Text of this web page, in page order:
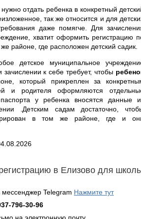
отдать ребенка в конкретный
так же относится и для
даже помягче. Для
хватит оформить регистрацию
районе, где расположен детский садик.
детское муниципальное
к себе требует, чтобы
который прикреплен за
и родителя оформляются
паспорта у ребенка вносятся данные
.Детским садам достаточно,
в том же районе, где и
в Елизово для
Telegram Нажмите тут
796-30-96
на электронную почту